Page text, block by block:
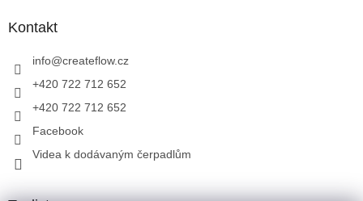
Kontakt
info@createflow.cz
+420 722 712 652
+420 722 712 652
Facebook
Videa k dodávaným čerpadlům